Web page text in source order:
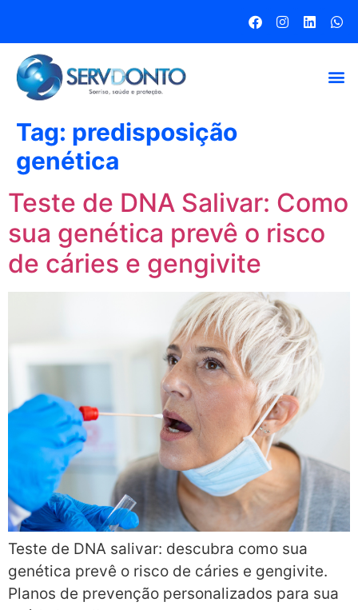
Tag: predisposição
genética
Teste de DNA Salivar: Como
sua genética prevê o risco
de cáries e gengivite
Teste de DNA salivar: descubra como sua
genética prevê o risco de cáries e gengivite.
Planos de prevenção personalizados para sua